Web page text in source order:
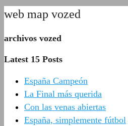
web map vozed
archivos vozed
Latest 15 Posts
España Campeón
La Final más querida
Con las venas abiertas
España, simplemente fútbol